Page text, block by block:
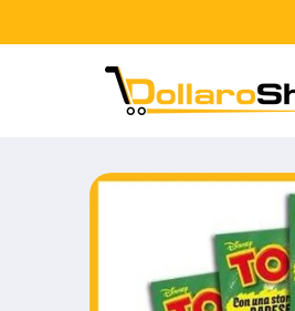
ai contenuti
Passa alle